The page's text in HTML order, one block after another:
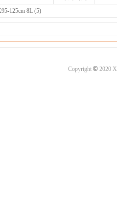
125cm 8L (5)
Copyright ©2020